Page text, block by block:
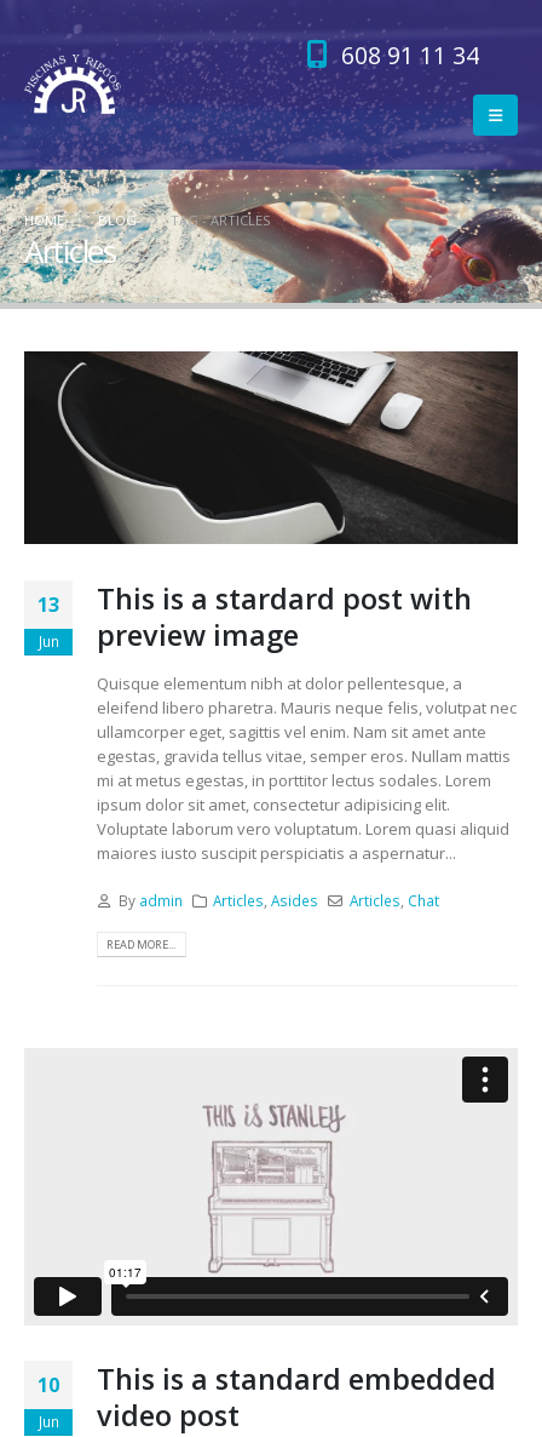
608 91 11 34
HOME BLOG TAG -ARTICLES
Articles
13
Jun
This is a stardard post with
preview image
Quisque elementum nibh at dolor pellentesque, a
eleifend libero pharetra. Mauris neque felis, volutpat nec
ullamcorper eget, sagittis vel enim. Nam sit amet ante
egestas, gravida tellus vitae, semper eros. Nullam mattis
mi at metus egestas, in porttitor lectus sodales. Lorem
ipsum dolor sit amet, consectetur adipisicing elit.
Voluptate laborum vero voluptatum. Lorem quasi aliquid
maiores iusto suscipit perspiciatis a aspernatur...
By admin Articles ,Asides Articles Chat
READ MORE...
10
Jun
This is a standard embedded
video post